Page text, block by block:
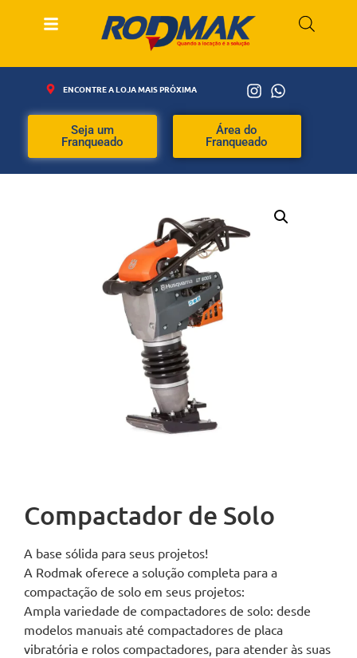
ENCONTRE A LOJA MAIS PRÓXIMA
Seja um
Franqueado
Área do
Franqueado
Compactador de Solo
A base sólida para seus projetos!
A Rodmak oferece a solução completa para a
compactação de solo em seus projetos:
Ampla variedade de compactadores de solo: desde
modelos manuais até compactadores de placa
vibratória e rolos compactadores, para atender às suas